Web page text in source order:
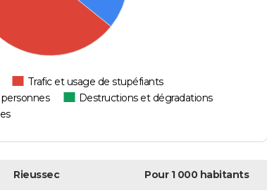
Trafic et usage de stupéfiants
Destructions et dégradations
Rieussec Pour 1 000 habitants